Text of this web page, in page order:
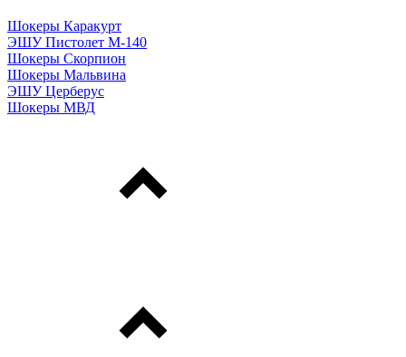
Шокеры Каракурт
ЭШУ Пистолет М-140
Шокеры Скорпион
Шокеры Мальвина
ЭШУ Церберус
Шокеры МВД